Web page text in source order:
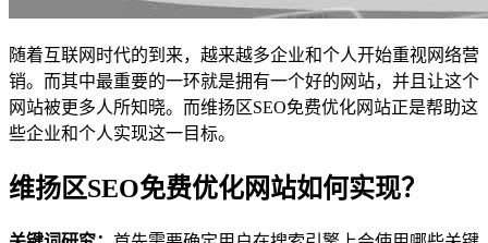
随着互联网时代的到来，越来越多企业和个人开始重视网络营
销。而其中最重要的一环就是拥有一个好的网站，并且让这个
网站被更多人所知晓。而维扬区SEO免费优化网站正是帮助这
些企业和个人实现这一目标。
维扬区SEO免费优化网站如何实现？